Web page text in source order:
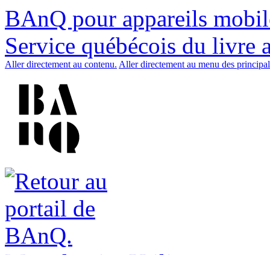
BAnQ pour appareils
Service québécois du livre
Aller directement au contenu. Aller directement au menu des